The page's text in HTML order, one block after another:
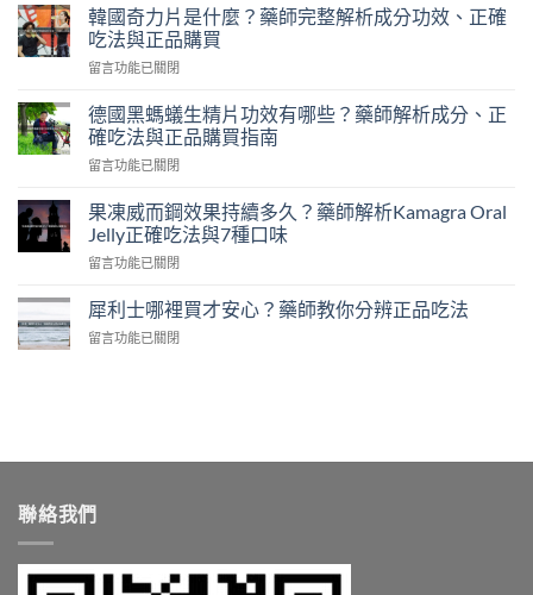
增
大
丸
評
如
何？
藥
師
析
成
正
吃
法
韓國奇力片是什麼？藥師完整解析成分功效、正確
吃法與正品購買
在
國
奇
力
片
什
麼？
師
整
解
法
品
留言功能已關閉
德國黑螞蟻生精片功效有哪些？藥師解析成分、正
確吃法與正品購買指南
在
國
黑
螞
蟻
精
功
析
成
正
留言功能已關閉
果凍威而鋼效果持續多久？藥師解析Kamagra Oral
Jelly正確吃法與7種口味
在
凍
威
而
多
藥
師
析
Kamagra
留言功能已關閉
犀利士哪裡買才安心？藥師教你分辨正品吃法
在
心？
教
留言功能已關閉
聯絡我們